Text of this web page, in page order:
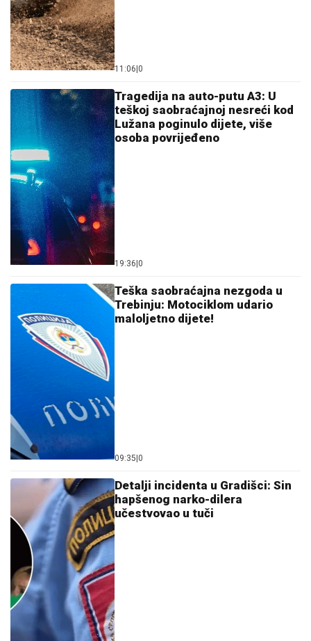
11:06 0
Tragedija na auto-putu A3: U
teškoj saobraćajnoj nesreći kod
Lužana poginulo dijete, više
osoba povrijeđeno
19:36 0
Teška saobraćajna nezgoda u
Trebinju: Motociklom udario
maloljetno dijete!
09:35 0
Detalji incidenta u Gradišci: Sin
hapšenog narko-dilera
učestvovao u tuči